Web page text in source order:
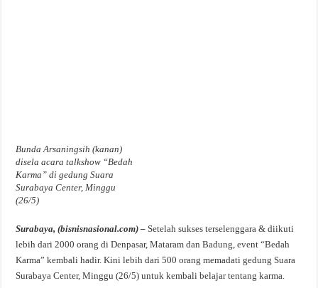
Bunda Arsaningsih (kanan)
disela acara talkshow “Bedah
Karma” di gedung Suara
Surabaya Center, Minggu
(26/5)
Surabaya, (bisnisnasional.com) – Setelah sukses terselenggara & diikuti
lebih dari 2000 orang di Denpasar, Mataram dan Badung, event “Bedah
Karma” kembali hadir. Kini lebih dari 500 orang memadati gedung Suara
Surabaya Center, Minggu (26/5) untuk kembali belajar tentang karma.